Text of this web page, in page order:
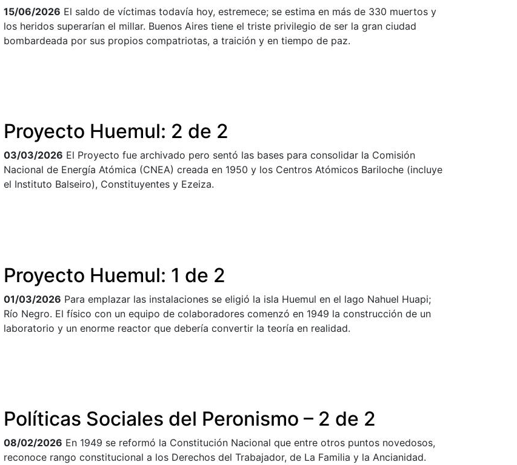
15/06/2026 El saldo de víctimas todavía hoy, estremece; se estima en más de 330 muertos y
los heridos superarían el millar. Buenos Aires tiene el triste privilegio de ser la gran ciudad
bombardeada por sus propios compatriotas, a traición y en tiempo de paz.
Proyecto Huemul: 2 de 2
03/03/2026 El Proyecto fue archivado pero sentó las bases para consolidar la Comisión
Nacional de Energía Atómica (CNEA) creada en 1950 y los Centros Atómicos Bariloche (incluye
el Instituto Balseiro), Constituyentes y Ezeiza.
Proyecto Huemul: 1 de 2
01/03/2026 Para emplazar las instalaciones se eligió la isla Huemul en el lago Nahuel Huapi;
Río Negro. El físico con un equipo de colaboradores comenzó en 1949 la construcción de un
laboratorio y un enorme reactor que debería convertir la teoría en realidad.
Políticas Sociales del Peronismo – 2 de 2
08/02/2026 En 1949 se reformó la Constitución Nacional que entre otros puntos novedosos,
reconoce rango constitucional a los Derechos del Trabajador, de La Familia y la Ancianidad.